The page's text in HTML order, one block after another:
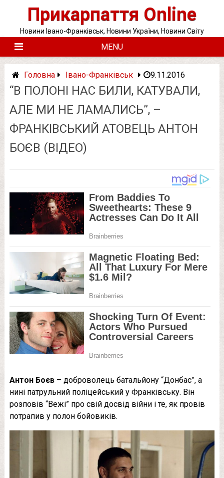
Прикарпаття Online
Новини Івано-Франківськ, Новини України, Новини Світу
MENU
Головна Івано-Франківськ 9.11.2016
“В ПОЛОНІ НАС БИЛИ, КАТУВАЛИ,
АЛЕ МИ НЕ ЛАМАЛИСЬ”, –
ФРАНКІВСЬКИЙ АТОВЕЦЬ АНТОН
БОЄВ (ВІДЕО)
Антон Боєв– доброволець батальйону “Донбас”, а
нині патрульний поліцейський у Франківську. Він
розповів “Вежі” про свій досвід війни і те, як провів
потрапив у полон бойовиків.